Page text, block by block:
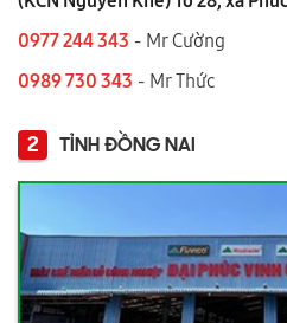
0977 244 343 - Mr Cường
0989 730 343 - Mr Thức
2 TỈNH ĐỒNG NAI